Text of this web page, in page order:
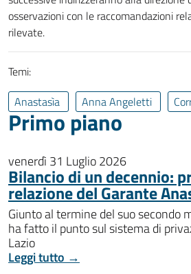
osservazioni con le raccomandazioni
rilevate.
Temi:
Anastasìa
Anna Angeletti
Primo piano
venerdì 31 Luglio 2026
Bilancio di un decennio:
relazione del Garante
Giunto al termine del suo secondo
ha fatto il punto sul sistema di
Lazio
Leggi tutto →